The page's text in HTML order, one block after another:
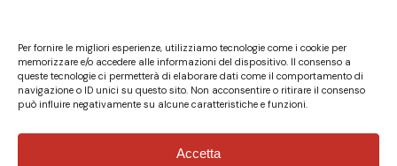
Per fornire le migliori esperienze, utilizziamo tecnologie come i cookie per
memorizzare e/o accedere alle informazioni del dispositivo. Il consenso a
queste tecnologie ci permetterà di elaborare dati come il comportamento di
navigazione o ID unici su questo sito. Non acconsentire o ritirare il consenso
può influire negativamente su alcune caratteristiche e funzioni.
Accetta